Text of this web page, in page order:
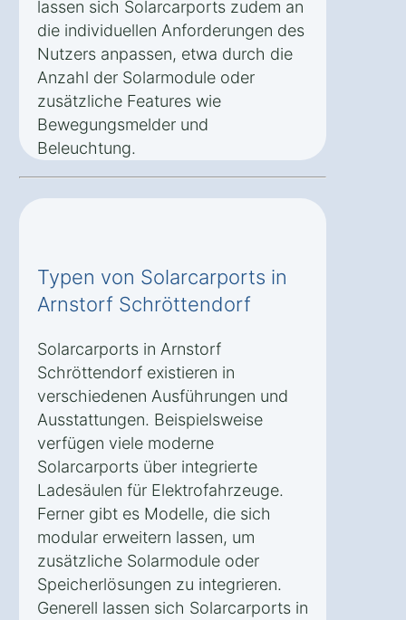
lassen sich Solarcarports zudem an
die individuellen Anforderungen des
Nutzers anpassen, etwa durch die
Anzahl der Solarmodule oder
zusätzliche Features wie
Bewegungsmelder und
Beleuchtung.
Typen von Solarcarports in
Arnstorf Schröttendorf
Solarcarports in Arnstorf
Schröttendorf existieren in
verschiedenen Ausführungen und
Ausstattungen. Beispielsweise
verfügen viele moderne
Solarcarports über integrierte
Ladesäulen für Elektrofahrzeuge.
Ferner gibt es Modelle, die sich
modular erweitern lassen, um
zusätzliche Solarmodule oder
Speicherlösungen zu integrieren.
Generell lassen sich Solarcarports in